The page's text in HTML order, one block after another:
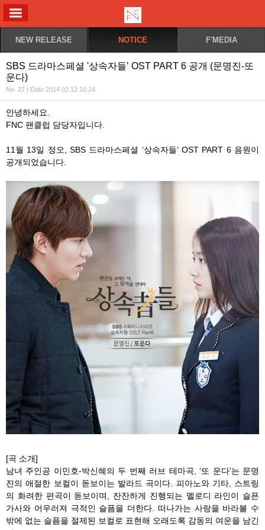
NEW RELEASE NOTICE F'MEDIA
SBS 드라마스페셜 '상속자들’ OST PART 6 공개 (문명진-또
운다)
No. 27 | Date 2014.02.12 16:24
안녕하세요.
FNC 팬클럽 담당자입니다.
11월 13일 정오, SBS 드라마스페셜 ‘상속자들’ OST PART 6 음원이
공개되었습니다.
[곡 소개]
남녀 주인공 이민호-박신혜의 두 번째 러브 테마곡, ‘또 운다’는 문명
진의 애절한 보컬이 돋보이는 발라드 곡이다. 피아노와 기타, 스트링
의 화려한 편곡이 돋보이며, 잔잔하게 진행되는 멜로디 라인이 슬픈
가사와 어우러져 극적인 슬픔을 더한다. 떠나가는 사랑을 바라볼 수
밖에 없는 슬픔을 절제된 보컬로 표현해 오래도록 감동의 여운을 남긴